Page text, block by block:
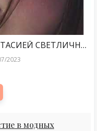
ИНТЕРВЬЮ С МОДЕЛЬЮ АНАСТАСИЕЙ СВЕТЛИЧНОЙ
2023
в модных